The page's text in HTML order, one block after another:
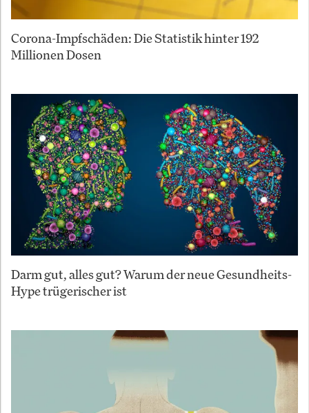
Corona-Impfschäden: Die Statistik hinter 192
Millionen Dosen
Darm gut, alles gut? Warum der neue Gesundheits-
Hype trügerischer ist